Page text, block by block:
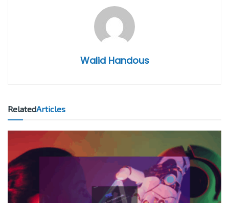
Walid Handous
RelatedArticles